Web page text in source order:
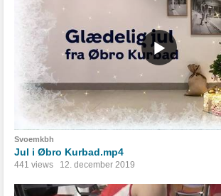
Svoemkbh
Jul i Øbro Kurbad.mp4
441 views 12. december 2019